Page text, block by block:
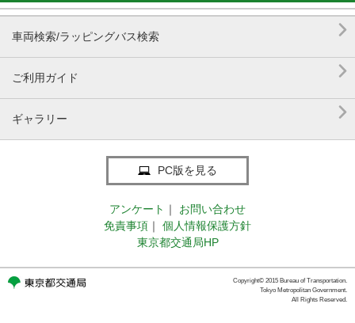
車両検索/ラッピングバス検索 
ご利用ガイド 
ギャラリー 
PC版を見る
アンケート ｜
お問い合わせ
免責事項 ｜
個人情報保護方針
東京都交通局HP
Copyright© 2015 Bureau of Transportation.
Tokyo Metropolitan Government.
All Rights Reserved.